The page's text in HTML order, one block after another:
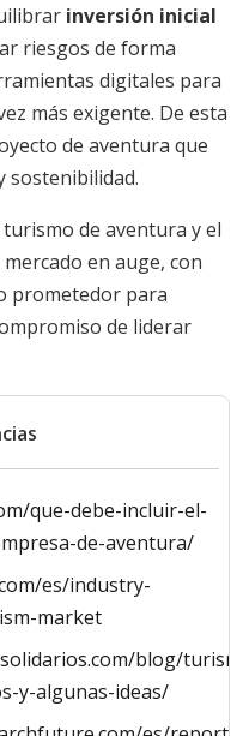
inversión inicial
riesgos de forma
digitales para
más exigente. De esta
de aventura que
sostenibilidad.
de aventura y el
en auge, con
prometedor para
de liderar
que-debe-incluir-el-
de-aventura/
es/industry-
market
blog/
y-algunas-ideas/